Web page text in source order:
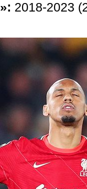
2018-2023